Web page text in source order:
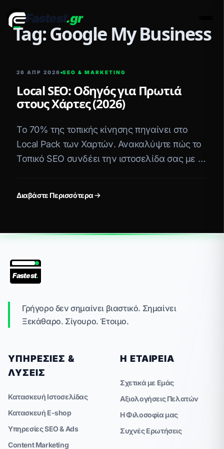
Fastest.gr
Tag: Google My Business
26 ΑΠΡ 2026 SEO & MARKETING
Local SEO: Οδηγός για Πρωτιά
στους Χάρτες (2026)
Το 70% της τοπικής κίνησης πηγαίνει στο
Local Pack των Χαρτών. Ανακαλύψτε πώς το
Τοπικό SEO συνδέει την ιστοσελίδα σας με το
Διαβάστε Περισσότερα
Fastest.
Γρήγορο δεν σημαίνει βιαστικό. Σημαίνει
Ξεκάθαρο. Σίγουρο. Έτοιμο.
ΥΠΗΡΕΣΊΕΣ &
ΛΎΣΕΙΣ
Κατασκευή Ιστοσελίδας
Κατασκευή E-shop
Υπηρεσίες SEO & Ads
Content Marketing
Η ΕΤΑΙΡΕΊΑ
Σχετικά με Εμάς
Αξιολογήσεις Πελατών
Η Φιλοσοφία μας
Συχνές Ερωτήσεις